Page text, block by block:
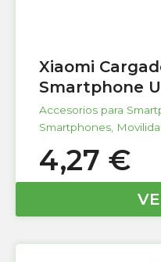
Xiaomi
Smartphone
Accesorios para
Smartphones,
4,27 €